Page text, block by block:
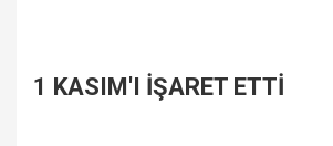
1 KASIM'I İŞARET ETTİ